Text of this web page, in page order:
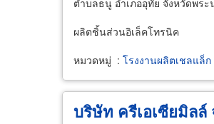
ตำบลธนู อำเภออุทัย จังหวัดพร
ผลิตชิ้นส่วนอิเล็คโทรนิค
หมวดหมู่ : โรงงานผลิตเชลแล็ก
บริษัท ครีเอเซียมิลล์